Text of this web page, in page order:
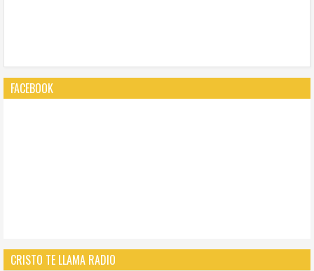
FACEBOOK
CRISTO TE LLAMA RADIO